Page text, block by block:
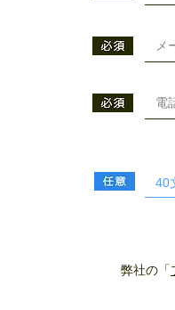
弊社の「